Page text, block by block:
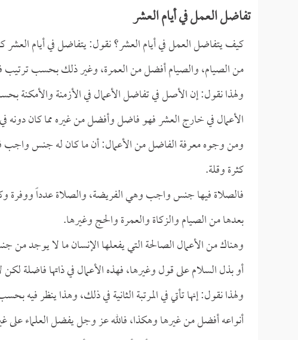
تفاضل العمل في أيام العشر
كيف يتفاضل العمل في أيام العشر؟ نقول: يتفاضل في أيام
من الصيام، والصيام أفضل من العمرة، وغير ذلك بحسب ترتيب
ولهذا نقول: إن الأصل في تفاضل الأعمال في الأزمنة
الأعمال في خارج العشر فهو فاضل وأفضل من غيره مما كان
ومن وجوه معرفة الفاضل من الأعمال: أن ما كان له جنس
كثرة وقلة.
فالصلاة فيها جنس واجب وهي الفريضة، والصلاة عدداً ووفرة
بعدها من الصيام والزكاة والعمرة والحج وغيرها.
وهناك من الأعمال الصالحة التي يفعلها الإنسان ما لا يوجد
أو بذل السلام على قول وغيرها، فهذه الأعمال في ذاتها فاضلة
ولهذا نقول: إنها تأتي في المرتبة الثانية في ذلك، وهذا ينظر
أنواعه أفضل من غيرها وهكذا، فالله عز وجل يفضل العلماء على